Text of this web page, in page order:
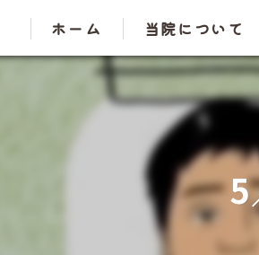
ホーム 当院について